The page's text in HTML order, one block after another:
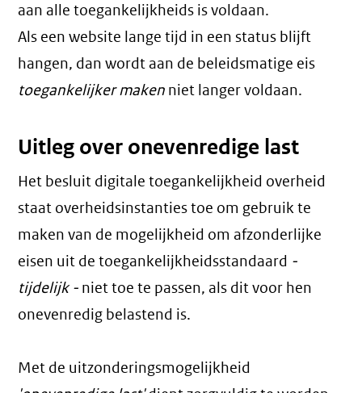
aan alle toegankelijkheids is voldaan.
Als een website lange tijd in een status blijft
hangen, dan wordt aan de beleidsmatige eis
toegankelijker maken niet langer voldaan.
Uitleg over onevenredige last
Het besluit digitale toegankelijkheid overheid
staat overheidsinstanties toe om gebruik te
maken van de mogelijkheid om afzonderlijke
eisen uit de toegankelijkheidsstandaard -
tijdelijk - niet toe te passen, als dit voor hen
onevenredig belastend is.
Met de uitzonderingsmogelijkheid